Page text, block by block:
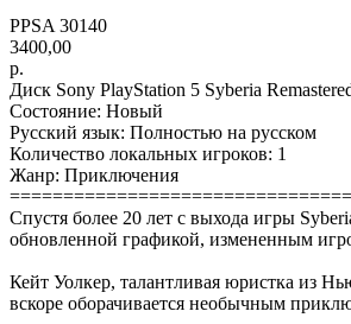
PPSA 30140
3400,00
р.
Диск Sony PlayStation 5 Syberia
Состояние: Новый
Русский язык: Полностью на русском
Количество локальных игроков: 1
Жанр: Приключения
Спустя более 20 лет с выхода игры
обновленной графикой, измененным
Кейт Уолкер, талантливая юристка из
вскоре оборачивается необычным